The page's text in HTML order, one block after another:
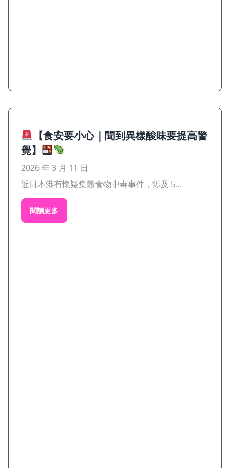
【食安要小心｜聞到異樣酸味要提高警
覺】
2026 年 3 月 11 日
近日本港有懷疑集體食物中毒事件，涉及 5...
閱讀更多